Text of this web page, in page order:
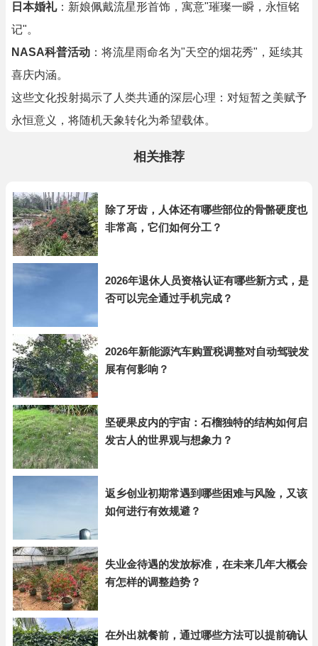
日本婚礼：新娘佩戴流星形首饰，寓意"璀璨一瞬，永恒铭
记"。
NASA科普活动 ：将流星雨命名为"天空的烟花秀"，延续其
喜庆内涵。
这些文化投射揭示了人类共通的深层心理：对短暂之美赋予
永恒意义，将随机天象转化为希望载体。
相关推荐
除了牙齿，人体还有哪些部位的骨骼硬度也
非常高，它们如何分工？
2026年退休人员资格认证有哪些新方式，是
否可以完全通过手机完成？
2026年新能源汽车购置税调整对自动驾驶发
展有何影响？
坚硬果皮内的宇宙：石榴独特的结构如何启
发古人的世界观与想象力？
返乡创业初期常遇到哪些困难与风险，又该
如何进行有效规避？
失业金待遇的发放标准，在未来几年大概会
有怎样的调整趋势？
在外出就餐前，通过哪些方法可以提前确认